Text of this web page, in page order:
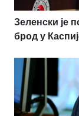
Зеленски је
брод у